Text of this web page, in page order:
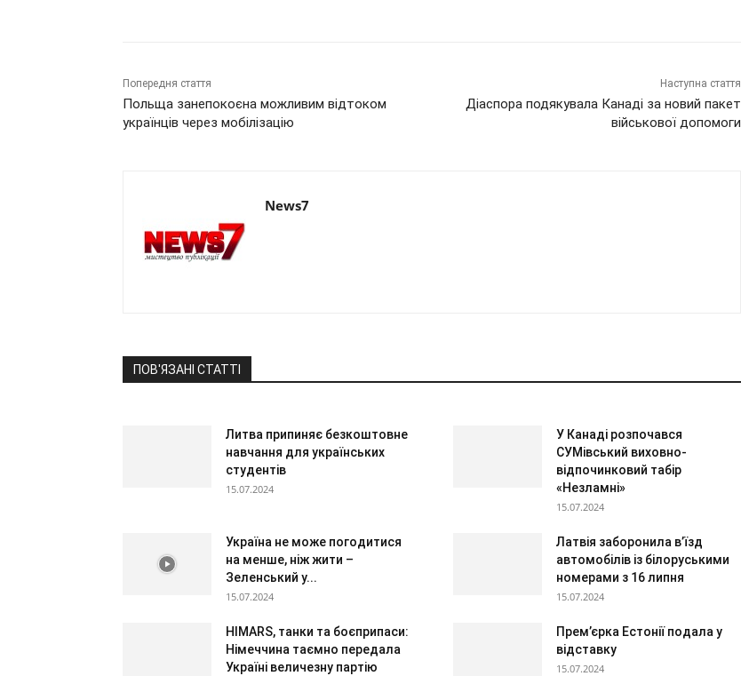
Попередня стаття
Польща занепокоєна можливим відтоком
українців через мобілізацію
Наступна стаття
Діаспора подякувала Канаді за новий пакет
військової допомоги
News7
ПОВ'ЯЗАНІ СТАТТІ
Литва припиняє безкоштовне
навчання для українських
студентів
15.07.2024
У Канаді розпочався
СУМівський виховно-
відпочинковий табір
«Незламні»
15.07.2024
Україна не може погодитися
на менше, ніж жити –
Зеленський у...
15.07.2024
Латвія заборонила в’їзд
автомобілів із білоруськими
номерами з 16 липня
15.07.2024
HIMARS, танки та боєприпаси:
Німеччина таємно передала
Україні величезну партію
Прем’єрка Естонії подала у
відставку
15.07.2024